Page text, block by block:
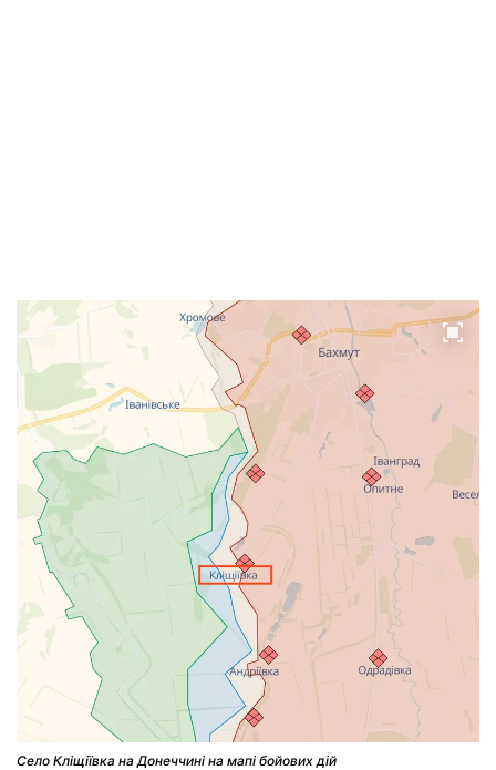
Село Кліщіївка на Донеччині на мапі бойових дій